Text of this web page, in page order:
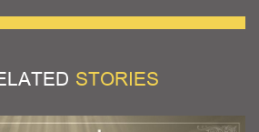
STORIES